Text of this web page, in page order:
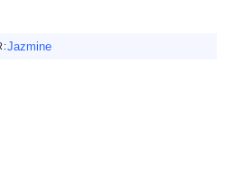
Jazmine